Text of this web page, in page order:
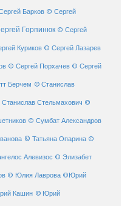
Барков © Сергей
Горпинюк © Сергей
Куриков © Сергей Лазарев
© Сергей Порхачев © Сергей
Берчем © Станислав
Стельмахович ©
© Сумбат Александров
© Татьяна Опарина ©
Алевизос © Элизабет
© Юлия Лаврова ©Юрий
Кашин © Юрий